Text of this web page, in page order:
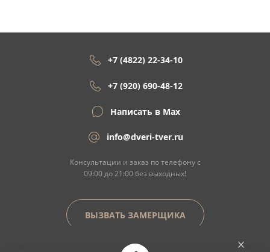
+7 (4822) 22-34-10
+7 (920) 690-48-12
Написать в Max
info@dveri-tver.ru
Консультации и заказ по телефону с
09:00 до 21:00 без выходных!
ВЫЗВАТЬ ЗАМЕРЩИКА